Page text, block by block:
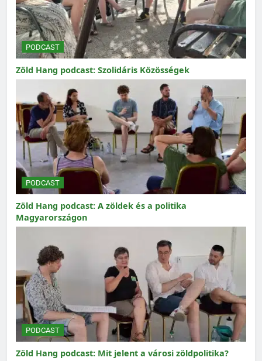
PODCAST
Zöld Hang podcast: Szolidáris Közösségek
PODCAST
Zöld Hang podcast: A zöldek és a politika
Magyarországon
PODCAST
Zöld Hang podcast: Mit jelent a városi zöldpolitika?